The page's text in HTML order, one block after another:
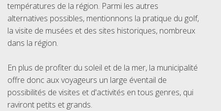
températures de la région. Parmi les autres
alternatives possibles, mentionnons la pratique du golf,
la visite de musées et des sites historiques, nombreux
dans la région.
En plus de profiter du soleil et de la mer, la municipalité
offre donc aux voyageurs un large éventail de
possibilités de visites et d'activités en tous genres, qui
raviront petits et grands.